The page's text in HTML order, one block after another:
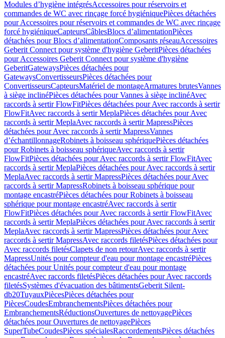
Modules d’hygiène intégrésAccessoires pour réservoirs et
commandes de WC avec rinçage forcé hygiéniquePièces détachées
pour Accessoires pour réservoirs et commandes de WC avec rinçage
forcé hygiéniqueCapteursCâblesBlocs d’alimentationPièces
détachées pour Blocs d’alimentationComposants réseauAccessoires
Geberit Connect pour système d'hygiène GeberitPièces détachées
pour Accessoires Geberit Connect pour système d'hygiène
GeberitGatewaysPièces détachées pour
GatewaysConvertisseursPièces détachées pour
ConvertisseursCapteursMatériel de montageArmatures brutesVannes
à siège inclinéPièces détachées pour Vannes à siège inclinéAvec
raccords à sertir FlowFitPièces détachées pour Avec raccords à sertir
FlowFitAvec raccords à sertir MeplaPièces détachées pour Avec
raccords à sertir MeplaAvec raccords à sertir MapressPièces
détachées pour Avec raccords à sertir MapressVannes
d’échantillonnageRobinets à boisseau sphériquePièces détachées
pour Robinets à boisseau sphériqueAvec raccords à sertir
FlowFitPièces détachées pour Avec raccords à sertir FlowFitAvec
raccords à sertir MeplaPièces détachées pour Avec raccords à sertir
MeplaAvec raccords à sertir MapressPièces détachées pour Avec
raccords à sertir MapressRobinets à boisseau sphérique pour
montage encastréPièces détachées pour Robinets à boisseau
sphérique pour montage encastréAvec raccords à sertir
FlowFitPièces détachées pour Avec raccords à sertir FlowFitAvec
raccords à sertir MeplaPièces détachées pour Avec raccords à sertir
MeplaAvec raccords à sertir MapressPièces détachées pour Avec
raccords à sertir MapressAvec raccords filetésPièces détachées pour
Avec raccords filetésClapets de non retourAvec raccords à sertir
MapressUnités pour compteur d'eau pour montage encastréPièces
détachées pour Unités pour compteur d'eau pour montage
encastréAvec raccords filetésPièces détachées pour Avec raccords
filetésSystèmes d'évacuation des bâtimentsGeberit Silent-
db20TuyauxPiècesPièces détachées pour
PiècesCoudesEmbranchementsPièces détachées pour
EmbranchementsRéductionsOuvertures de nettoyagePièces
détachées pour Ouvertures de nettoyagePièces
SuperTubeCoudesPièces spécialesRaccordementsPièces détachées